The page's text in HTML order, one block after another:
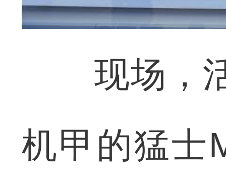
现场，活
机甲的猛士